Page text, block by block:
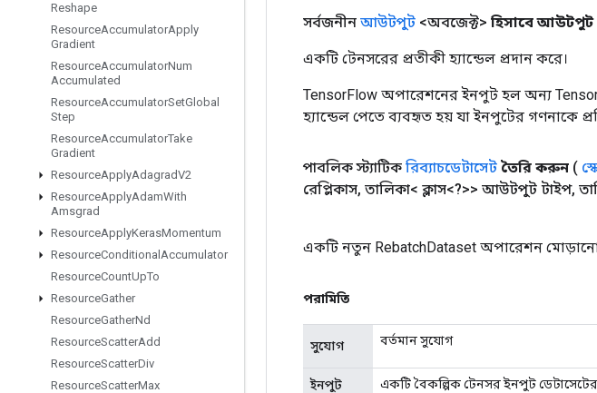
Reshape
ResourceAccumulatorApply
Gradient
ResourceAccumulatorNum
Accumulated
ResourceAccumulatorSetGlobal
Step
ResourceAccumulatorTake
Gradient
ResourceApplyAdagradV2
ResourceApplyAdamWith
Amsgrad
ResourceApplyKerasMomentum
ResourceConditional Accumulator
ResourceCountUpTo
ResourceGather
ResourceGatherNd
ResourceScatterAdd
ResourceScatterDiv
ResourceScatterMax
সর্বজনীন আউটপুট <অবজেক্ট> হিসাবে আউটপুট
একটি টেনসরের প্রতীকী হ্যান্ডেল প্রদান করে।
TensorFlow অপারেশনের ইনপুট হল অন্য
হ্যান্ডেল পেতে ব্যবহৃত হয় যা ইনপুটের গণনাকে
পাবলিক স্ট্যাটিক রিব্যাচডেটাসেট তৈরি করুন (
রেপ্লিকাস, তালিকা< ক্লাস<?>> আউটপুট টাইপ,
একটি নতুন RebatchDataset অপারেশন মোড়ানো
পরামিতি
সুযোগ বর্তমান সুযোগ
ইনপুট
একটি বৈকল্পিক টেনসর ইনপুট ডেটাসেটের